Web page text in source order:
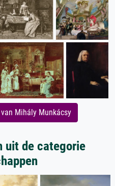
Mihály Munkácsy
uit de categorie